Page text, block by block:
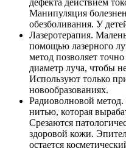
дефекта действием
Манипуляция
обезболивания. У
Лазеротерапия.
помощью лазерного
метод позволяет
диаметр луча, чтобы
Используют только
новообразованиях.
Радиоволновой
нитью, которая
Срезаются
здоровой кожи.
остается